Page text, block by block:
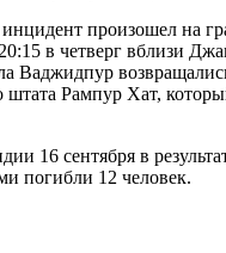
инцидент произошел на
в четверг вблизи
Ваджидпур
штата Рампур Хат,
16 сентября в
погибли 12 человек.